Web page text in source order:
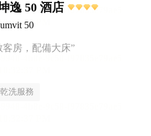
逸 50 酒店
50
客房，配備大床”
乾洗服務